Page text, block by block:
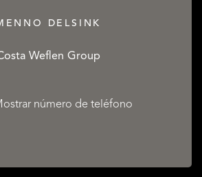
DELSINK
Weflen Group
número de teléfono